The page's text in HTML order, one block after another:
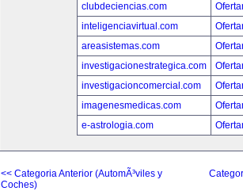
clubdeciencias.com
inteligenciavirtual.com
areasistemas.com
investigacionestrategica.com
investigacioncomercial.com
imagenesmedicas.com
e-astrologia.com
<< Categoria Anterior (AutomÃ³viles y
Coches)